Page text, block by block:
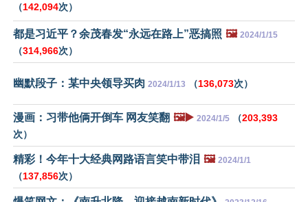
（142,094次）
都是习近平？余茂春发“永远在路上”恶搞照 🖼️ 2024/1/15
（314,966次）
幽默段子：某中央领导买肉 2024/1/13 （136,073次）
漫画：习带他俩开倒车 网友笑翻 🖼️▶️ 2024/1/5 （203,393
次）
精彩！今年十大经典网路语言笑中带泪 🖼️ 2024/1/1
（137,856次）